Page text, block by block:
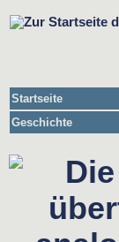
Startseite
Geschichte